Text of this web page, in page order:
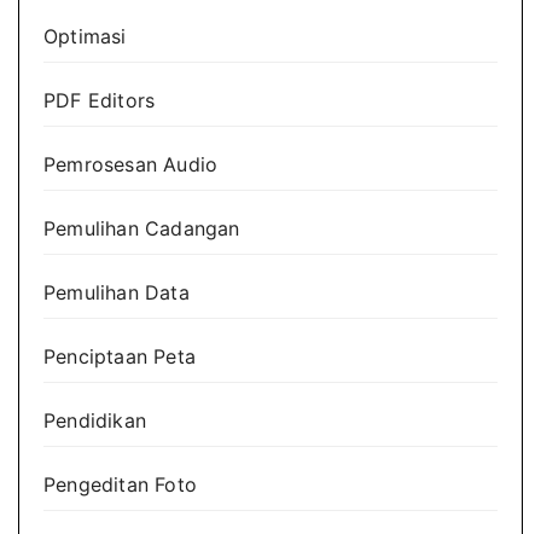
Optimasi
PDF Editors
Pemrosesan Audio
Pemulihan Cadangan
Pemulihan Data
Penciptaan Peta
Pendidikan
Pengeditan Foto